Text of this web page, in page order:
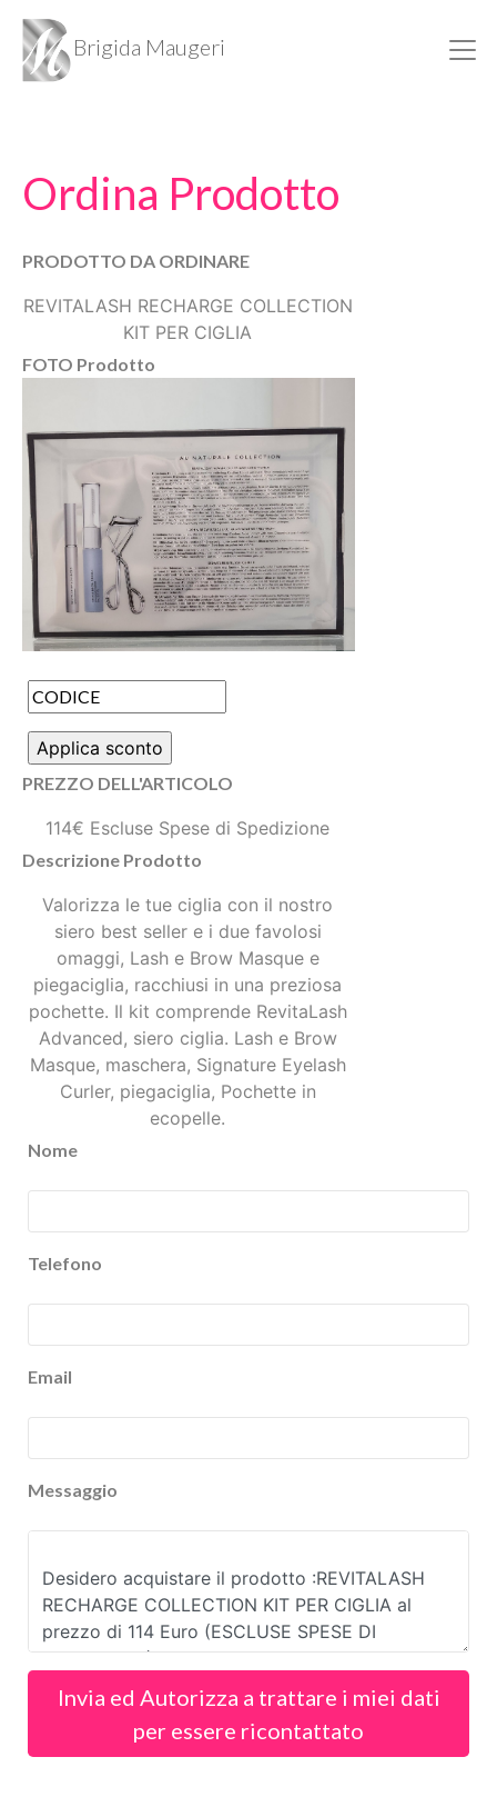
Brigida Maugeri
Ordina Prodotto
PRODOTTO DA ORDINARE
REVITALASH RECHARGE COLLECTION
KIT PER CIGLIA
FOTO Prodotto
PREZZO DELL'ARTICOLO
114€ Escluse Spese di Spedizione
Descrizione Prodotto
Valorizza le tue ciglia con il nostro
siero best seller e i due favolosi
omaggi, Lash e Brow Masque e
piegaciglia, racchiusi in una preziosa
pochette. Il kit comprende RevitaLash
Advanced, siero ciglia. Lash e Brow
Masque, maschera, Signature Eyelash
Curler, piegaciglia, Pochette in
ecopelle.
Nome
Telefono
Email
Messaggio
Invia ed Autorizza a trattare i miei dati
per essere ricontattato